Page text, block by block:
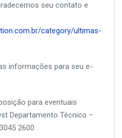
seu contato e
category/ultimas-
informações para seu e-
para eventuais
Departamento Técnico –
2600